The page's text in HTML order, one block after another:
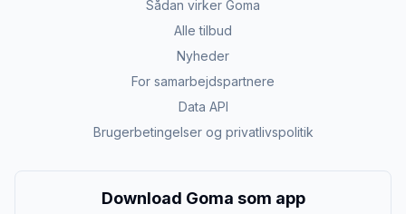
Sådan virker Goma
Alle tilbud
Nyheder
For samarbejdspartnere
Data API
Brugerbetingelser og privatlivspolitik
Download Goma som app